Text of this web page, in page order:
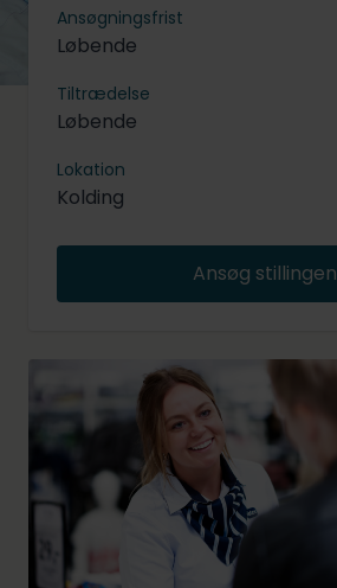
Ansøgningsfrist
Løbende
Tiltrædelse
Løbende
Lokation
Kolding
Ansøg stillingen